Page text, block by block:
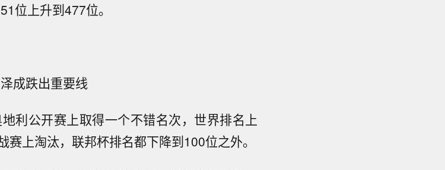
位上升到477位。
成跌出重要线
利公开赛上取得一个不错名次，世界排名上
上淘汰，联邦杯排名都下降到100位之外。